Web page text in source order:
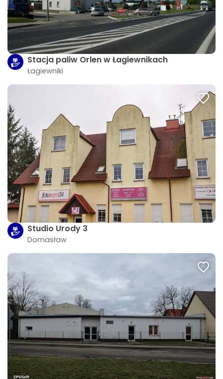
Stacja paliw Orlen w Łagiewnikach
Łagiewniki
Studio Urody 3
Domasław